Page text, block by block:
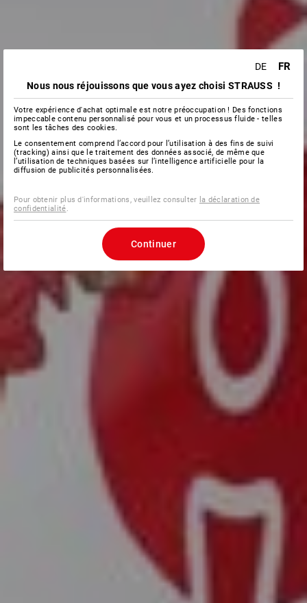
DE FR
Nous nous réjouissons que vous ayez choisi STRAUSS !
Votre expérience d'achat optimale est notre préoccupation ! Des fonctions
impeccable contenu personnalisé pour vous et un processus fluide - telles
sont les tâches des cookies.
Le consentement comprend l’accord pour l’utilisation à des fins de suivi
(tracking) ainsi que le traitement des données associé, de même que
l’utilisation de techniques basées sur l’intelligence artificielle pour la
diffusion de publicités personnalisées.
Pour obtenir plus d'informations, veuillez consulter la déclaration de
confidentialité
Continuer